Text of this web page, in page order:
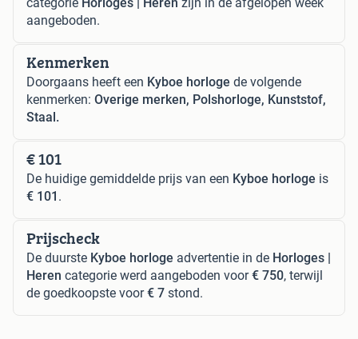
aangeboden.
Kenmerken
Doorgaans heeft een Kyboe horloge de volgende
kenmerken: Overige merken, Polshorloge, Kunststof,
Staal.
€ 101
De huidige gemiddelde prijs van een Kyboe horloge is
€ 101 .
Prijscheck
De duurste Kyboe horloge advertentie in de Horloges |
Heren categorie werd aangeboden voor€ 750, terwijl
de goedkoopste voor€ 7 stond.